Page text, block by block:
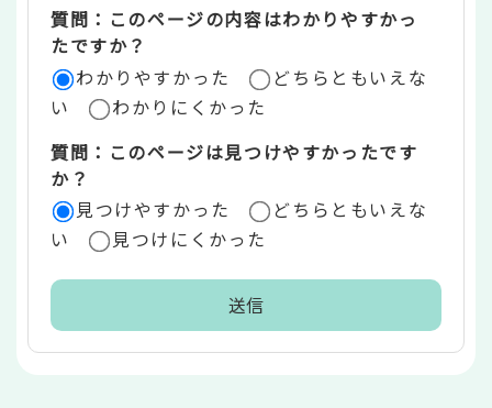
リ
ア
質問：このページの内容はわかりやすかっ
たですか？
わかりやすかった
どちらともいえな
い
わかりにくかった
質問：このページは見つけやすかったです
か？
見つけやすかった
どちらともいえな
い
見つけにくかった